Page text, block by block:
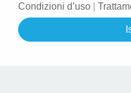
Condizioni d’uso